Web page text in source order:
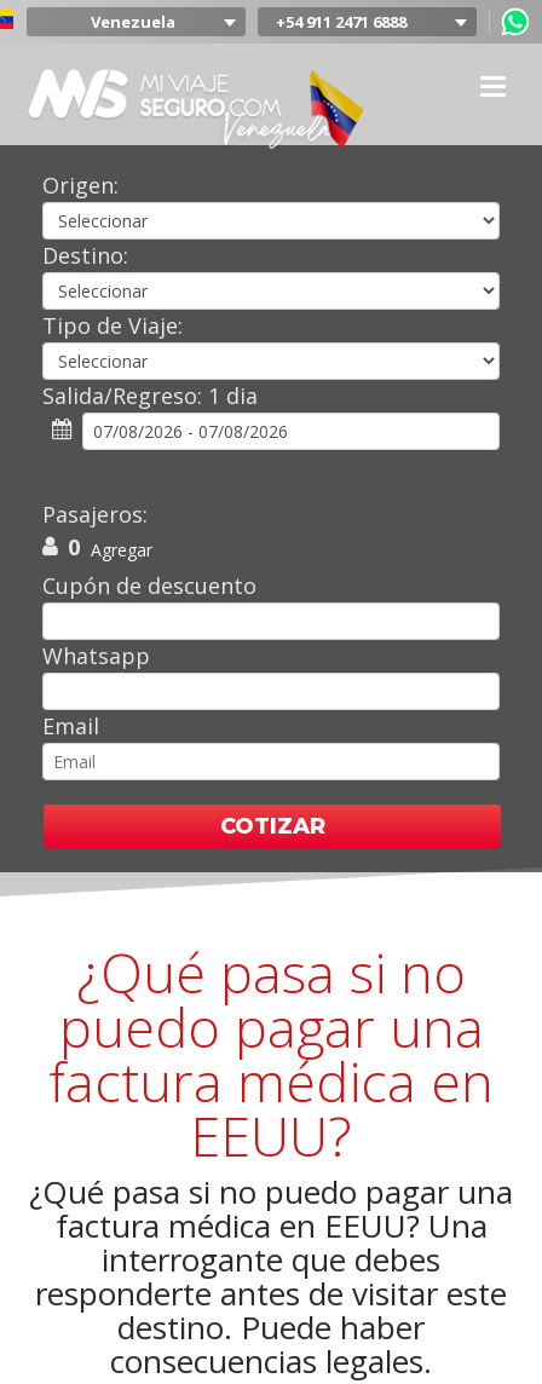
+54 911 2471 6888
Venezuela
Colombia
Mexico
Peru
Origen:
Destino:
Tipo de Viaje:
Salida/Regreso: 1 dia
Pasajeros:
0 Agregar
Cupón de descuento
Whatsapp
Email
COTIZAR
¿Qué pasa si no
puedo pagar una
factura médica en
EEUU?
¿Qué pasa si no puedo pagar una
factura médica en EEUU? Una
interrogante que debes
responderte antes de visitar este
destino. Puede haber
consecuencias legales.